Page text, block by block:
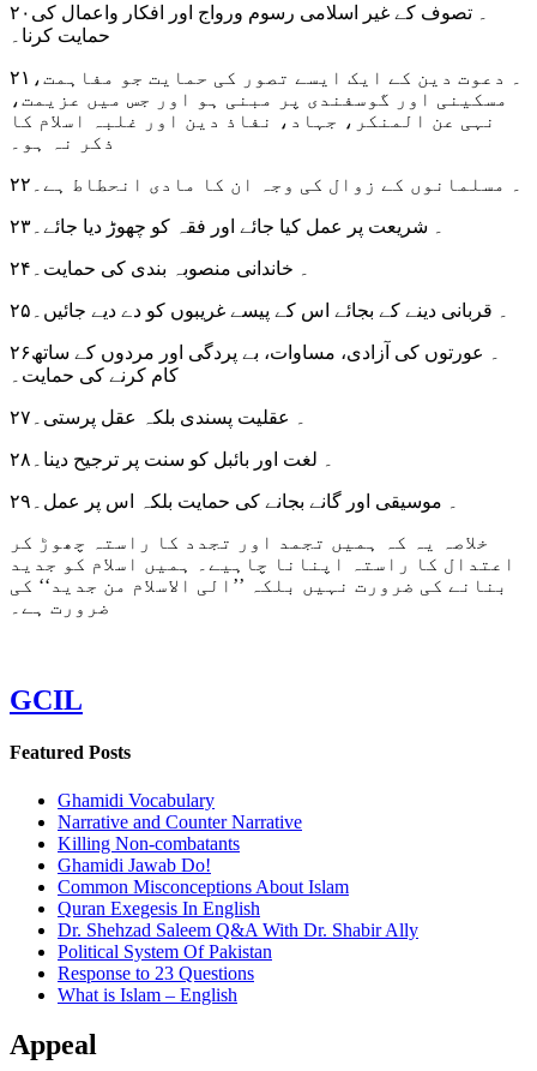
۲۰۔ تصوف کے غیر اسلامی رسوم ورواج اور افکار واعمال کی
حمایت کرنا۔
۲۱۔ دعوت دین کے ایک ایسے تصور کی حمایت جو مفاہمت،
مسکینی اور گوسفندی پر مبنی ہو اور جس میں عزیمت،
نہی عن المنکر، جہاد، نفاذ دین اور غلبہ اسلام کا
ذکر نہ ہو۔
۲۲۔ مسلمانوں کے زوال کی وجہ ان کا مادی انحطاط ہے۔
۲۳۔ شریعت پر عمل کیا جائے اور فقہ کو چھوڑ دیا جائے۔
۲۴۔ خاندانی منصوبہ بندی کی حمایت۔
۲۵۔ قربانی دینے کے بجائے اس کے پیسے غریبوں کو دے دیے جائیں۔
۲۶۔ عورتوں کی آزادی، مساوات، بے پردگی اور مردوں کے ساتھ
کام کرنے کی حمایت۔
۲۷۔ عقلیت پسندی بلکہ عقل پرستی۔
۲۸۔ لغت اور بائبل کو سنت پر ترجیح دینا۔
۲۹۔ موسیقی اور گانے بجانے کی حمایت بلکہ اس پر عمل۔
خلاصہ یہ کہ ہمیں تجمد اور تجدد کا راستہ چھوڑ کر
اعتدال کا راستہ اپنانا چاہیے۔ ہمیں اسلام کو جدید
بنانے کی ضرورت نہیں بلکہ ’’الی الاسلام من جدید‘‘ کی
ضرورت ہے۔
GCIL
Featured Posts
Ghamidi Vocabulary
Narrative and Counter Narrative
Killing Non-combatants
Ghamidi Jawab Do!
Common Misconceptions About Islam
Quran Exegesis In English
Dr. Shehzad Saleem Q&A With Dr. Shabir Ally
Political System Of Pakistan
Response to 23 Questions
What is Islam – English
Appeal